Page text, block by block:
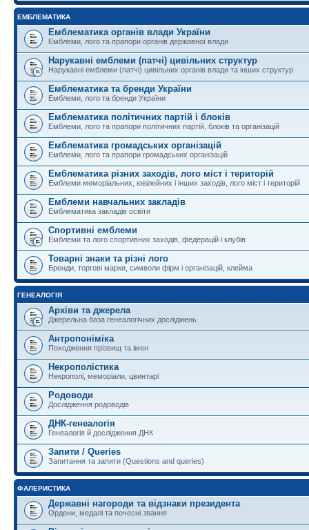
ЕМБЛЕМАТИКА
Емблематика органів влади України
Емблеми, лого та прапори органів державної влади
Нарукавні емблеми (патчі) цивільних структур
Нарукавні емблеми (патчі) цивільних органів влади та інших структур
Емблематика та бренди України
Емблеми, лого та бренди України
Емблематика політичних партій і блоків
Емблеми, лого та прапори політичних партій, блоків та організацій
Емблематика громадських організацій
Емблеми, лого та прапори громадських організацій
Емблематика різних заходів, лого міст і територій
Емблеми меморіальних, ювілейних і інших заходів, лого міст і територій
Емблеми навчальних закладів
Емблематика закладів освіти
Спортивні емблеми
Емблеми та лого спортивних заходів, федерацій і клубів
Товарні знаки та різні лого
Бренди, торгові марки, символи фірм і організацій, клейма
ГЕНЕАЛОГІЯ
Архіви та джерела
Джерельна база генеалогічних досліджень
Антропоніміка
Походження прізвищ та імен
Некрополістика
Некрополі, меморіали, цвинтарі
Родоводи
Дослідження родоводів
ДНК-генеалогія
Генеалогія й дослідження ДНК
Запити / Queries
Запитання та запити (Questions and queries)
ФАЛЕРИСТИКА
Державні нагороди та відзнаки президента
Ордени, медалі та почесні звання